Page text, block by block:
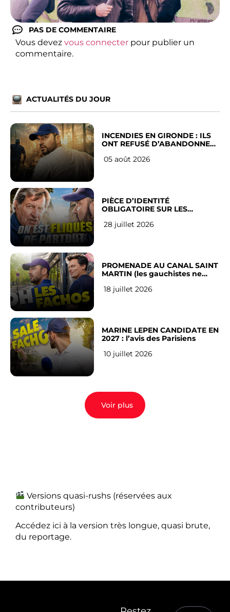
PAS DE COMMENTAIRE
Vous devez vous connecter pour publier un
commentaire.
ACTUALITÉS DU JOUR
INCENDIES EN GIRONDE : ILS
ONT REFUSÉ D’ABANDONNER
05 août 2026
PIÈCE D’IDENTITÉ
OBLIGATOIRE SUR LES
Français
28 juillet 2026
PROMENADE AU CANAL SAINT
MARTIN (les gauchistes ne
18 juillet 2026
MARINE LEPEN CANDIDATE EN
2027 : l’avis des Parisiens
10 juillet 2026
Voir plus
Versions quasi-rushs (réservées aux
contributeurs)
Accédez ici à la version très longue, quasi brute,
du reportage.